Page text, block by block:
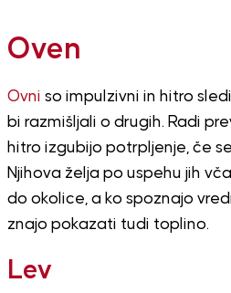
Oven
Ovni so impulzivni in hitro
bi razmišljali o drugih. Radi
hitro izgubijo potrpljenje, če
Njihova želja po uspehu jih
do okolice, a ko spoznajo
znajo pokazati tudi toplino.
Lev